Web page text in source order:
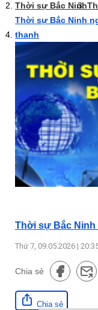
Thời sự Bắc Ninh
Thời sự Bắc Ninh
thanh
Thời sự Bắc Ninh
Thứ 7, 09.05.2026 |
Chia sẻ
Chia sẻ